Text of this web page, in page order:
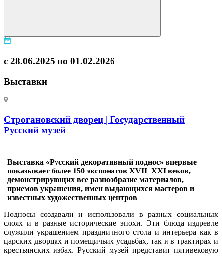
с 28.06.2025 по 01.02.2026
Выставки
Строгановский дворец | Государственный
Русский музей
Выставка «Русский декоративный поднос» впервые
показывает более 150 экспонатов XVII–XXI веков,
демонстрирующих все разнообразие материалов,
приемов украшения, имен выдающихся мастеров и
известных художественных центров
Подносы создавали и использовали в разных социальных
слоях и в разные исторические эпохи. Эти блюда издревле
служили украшением праздничного стола и интерьера как в
царских дворцах и помещичьих усадьбах, так и в трактирах и
крестьянских избах. Русский музей представит пятивековую